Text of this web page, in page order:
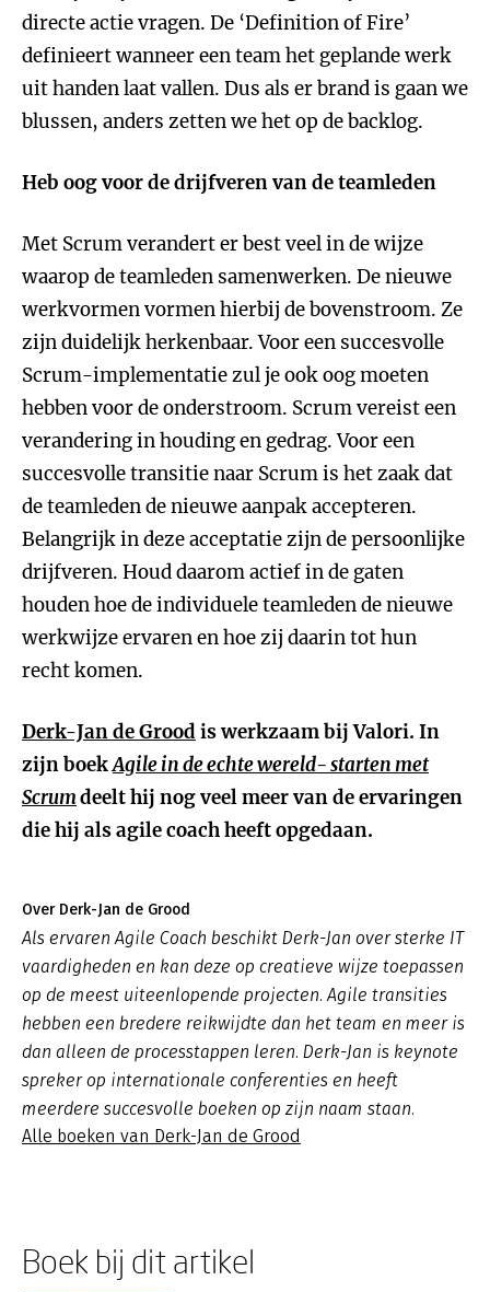
directe actie vragen. De ‘Definition of Fire’
definieert wanneer een team het geplande werk
uit handen laat vallen. Dus als er brand is gaan we
blussen, anders zetten we het op de backlog.
Heb oog voor de drijfveren van de teamleden
Met Scrum verandert er best veel in de wijze
waarop de teamleden samenwerken. De nieuwe
werkvormen vormen hierbij de bovenstroom. Ze
zijn duidelijk herkenbaar. Voor een succesvolle
Scrum-implementatie zul je ook oog moeten
hebben voor de onderstroom. Scrum vereist een
verandering in houding en gedrag. Voor een
succesvolle transitie naar Scrum is het zaak dat
de teamleden de nieuwe aanpak accepteren.
Belangrijk in deze acceptatie zijn de persoonlijke
drijfveren. Houd daarom actief in de gaten
houden hoe de individuele teamleden de nieuwe
werkwijze ervaren en hoe zij daarin tot hun
recht komen.
Derk-Jan de Grood is werkzaam bij Valori. In
zijn boekAgile in de echte wereld- starten met
Scrumdeelt hij nog veel meer van de ervaringen
die hij als agile coach heeft opgedaan.
Over Derk-Jan de Grood
Als ervaren Agile Coach beschikt Derk-Jan over sterke IT
vaardigheden en kan deze op creatieve wijze toepassen
op de meest uiteenlopende projecten. Agile transities
hebben een bredere reikwijdte dan het team en meer is
dan alleen de processtappen leren. Derk-Jan is keynote
spreker op internationale conferenties en heeft
meerdere succesvolle boeken op zijn naam staan.
Alle boeken van Derk-Jan de Grood
Boek bij dit artikel